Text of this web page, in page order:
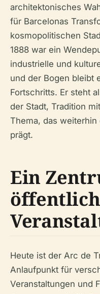
architektonisches
für Barcelonas
kosmopolitischen
1888 war ein
industrielle und
und der Bogen bleibt
Fortschritts. Er steht
der Stadt, Tradition
Thema, das weiterhin
prägt.
Ein
Heute ist der Arc de
Anlaufpunkt für
Veranstaltungen und